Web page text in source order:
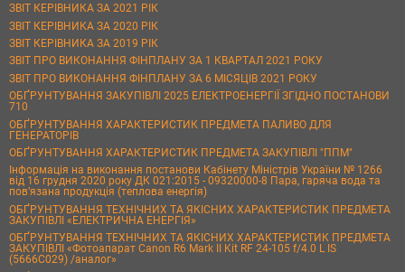
ЗВІТ КЕРІВНИКА ЗА 2021 РІК
ЗВІТ КЕРІВНИКА ЗА 2020 РІК
ЗВІТ КЕРІВНИКА ЗА 2019 РІК
ЗВІТ ПРО ВИКОНАННЯ ФІНПЛАНУ ЗА 1 КВАРТАЛ 2021 РОКУ
ЗВІТ ПРО ВИКОНАННЯ ФІНПЛАНУ ЗА 6 МІСЯЦІВ 2021 РОКУ
ОБҐРУНТУВАННЯ ЗАКУПІВЛІ 2025 ЕЛЕКТРОЕНЕРГІЇ ЗГІДНО ПОСТАНОВИ
710
ОБҐРУНТУВАННЯ ХАРАКТЕРИСТИК ПРЕДМЕТА ПАЛИВО ДЛЯ
ГЕНЕРАТОРІВ
ОБҐРУНТУВАННЯ ХАРАКТЕРИСТИК ПРЕДМЕТА ЗАКУПІВЛІ "ППМ"
Інформація на виконання постанови Кабінету Міністрів України № 1266
від 16 грудня 2020 року ДК 021:2015 - 09320000-8 Пара, гаряча вода та
пов’язана продукція (теплова енергія)
ОБҐРУНТУВАННЯ ТЕХНІЧНИХ ТА ЯКІСНИХ ХАРАКТЕРИСТИК ПРЕДМЕТА
ЗАКУПІВЛІ «ЕЛЕКТРИЧНА ЕНЕРГІЯ»
ОБҐРУНТУВАННЯ ТЕХНІЧНИХ ТА ЯКІСНИХ ХАРАКТЕРИСТИК ПРЕДМЕТА
ЗАКУПІВЛІ «Фотоапарат Canon R6 Mark II Kit RF 24-105 f/4.0 L IS
(5666C029) /аналог»